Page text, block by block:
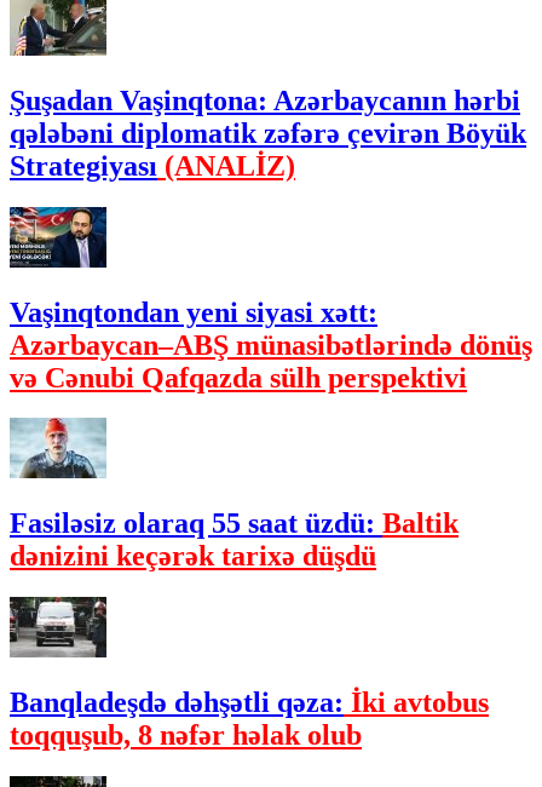
Şuşadan Vaşinqtona: Azərbaycanın hərbi
qələbəni diplomatik zəfərə çevirən Böyük
Strategiyası (ANALİZ)
Vaşinqtondan yeni siyasi xətt:
Azərbaycan–ABŞ münasibətlərində dönüş
və Cənubi Qafqazda sülh perspektivi
Fasiləsiz olaraq 55 saat üzdü: Baltik
dənizini keçərək tarixə düşdü
Banqladeşdə dəhşətli qəza: İki avtobus
toqquşub, 8 nəfər həlak olub